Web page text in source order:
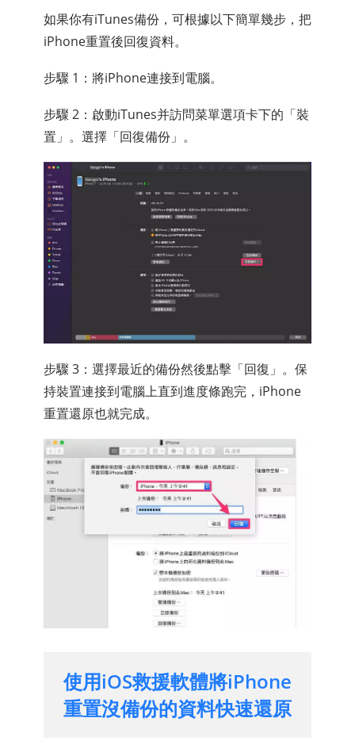
如果你有iTunes備份，可根據以下簡單幾步，把
iPhone重置後回復資料。
步驟 1：將iPhone連接到電腦。
步驟 2：啟動iTunes并訪問菜單選項卡下的「裝
置」。選擇「回復備份」。
步驟 3：選擇最近的備份然後點擊「回復」。保
持裝置連接到電腦上直到進度條跑完，iPhone
重置還原也就完成。
使用iOS救援軟體將iPhone
重置沒備份的資料快速還原